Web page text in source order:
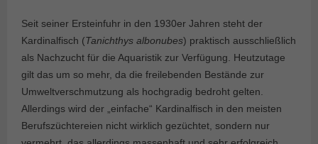
Seit seiner Ersteinfuhr in den 1930er Jahren steht der
Kardinalfisch (Tanichthys albonubes) praktisch ausschließlich
als Nachzucht für die Aquaristik zur Verfügung. Heutzutage
gilt das um so mehr, da die freilebenden Bestände zur
Umweltverschmutzung als hochgradig bedroht gelten.
Allerdings wird der „einfache“ Kardinalfisch in den meisten
Berufszüchtereien nicht wirklich gezüchtet, sondern nur